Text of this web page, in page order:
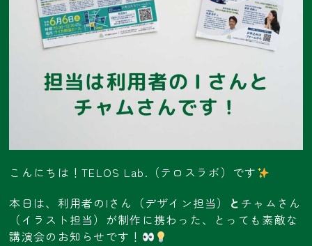
こんにちは！TELOS Lab.（テロスラボ）です
本日は、利用者のIさん（デザイン担当）
と チャムさん
（イラスト担当）が制作に携わった、とっても素敵な
講演会のお知らせです！